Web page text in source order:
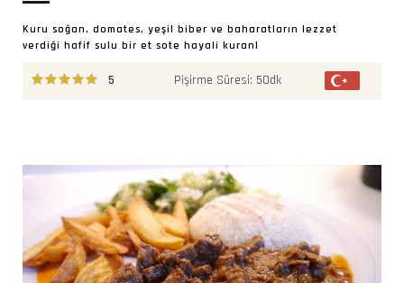
Kuru soğan, domates, yeşil biber ve baharatların lezzet
verdiği hafif sulu bir et sote hayali kuranl
0 Yorum
5 Pişirme Süresi: 50dk